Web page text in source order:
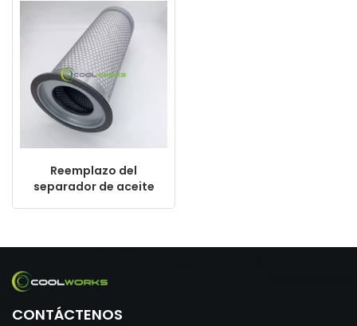
Reemplazo del
separador de aceite
tornillo al por mayor
CONTÁCTENOS